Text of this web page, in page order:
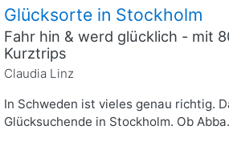
Glücksorte in Stockholm
Fahr hin & werd glücklich - mit
Kurztrips
Claudia Linz
In Schweden ist vieles genau richtig.
Glücksuchende in Stockholm. Ob